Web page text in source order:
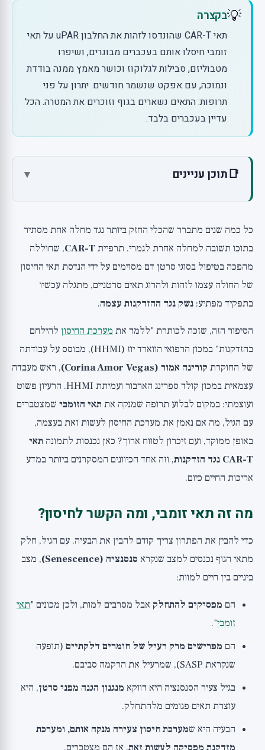
💡בקצרה
תאי CAR-T שהונדסו לזהות את החלבון uPAR על תאי
זומבי חיסלו אותם בעכברים מבוגרים, ושיפרו
מטבוליזם, סבילות לגלוקוז וכושר מאמץ ממנה בודדת
ונמוכה, עם אפקט שנשמר חודשים. יתרון על פני
תרופות: התאים נשארים בגוף וזוכרים את המטרה. הכל
עדיין בעכברים בלבד.
📑תוכן עניינים ▾
הראיות הנוכחיות
מחקר 1: תאי CAR-T סנוליטיים והמטבוליזם, Nature
Aging 2025
מחקר 3: הוכחת ההיתכנות המקורית, Nature 2020
מה עם גישות חיסוניות אחרות נגד תאי זומבי?
האם אנחנו אמורים להתרגש, או להמתין?
מה כן לקחת מהמחקר?
הפרספקטיבה הרחבה
כל כמה שנים מתברר שהכלי החזק ביותר נגד מחלה אחת מסתיר
בתוכו תשובה למחלה אחרת לגמרי. תרפיית CAR-T, שחוללה
מהפכה בטיפול בסוגי סרטן דם מסוימים על ידי הנדסת תאי החיסון
של החולה עצמו לזהות ולהרוג תאים סרטניים, מתגלה עכשיו
בתפקיד מפתיע: נשק נגד ההזדקנות עצמה.
הסיפור הזה, שזכה לכותרת "ללמד את מערכת החיסון להילחם
בהזדקנות" במכון הרפואי הווארד יוז (HHMI), מבוסס על עבודתה
של החוקרת קורינה אמור (Corina Amor Vegas)
, ראש מעבדה
עצמאית במכון קולד ספרינג הארבור ועמיתת HHMI. הרעיון פשוט
ועוצמתי: במקום לבלוע תרופה שמנקה את תאי הזומבי שמצטברים
עם הגיל, מה אם נאמן את מערכת החיסון לעשות זאת בעצמה,
באופן ממוקד, ועם זיכרון לטווח ארוך? כאן נכנסות לתמונה תאי
CAR-T נגד הזדקנות
, וזה אחד הכיוונים המסקרנים ביותר במדע
אריכות החיים כיום.
מה זה תאי זומבי, ומה הקשר לחיסון?
כדי להבין את הפתרון צריך קודם להבין את הבעיה. עם הגיל, חלק
מתאי הגוף נכנסים למצב שנקרא סנסנציה (Senescence)
, מצב
ביניים בין חיים למוות:
הם מפסיקים להתחלק אבל מסרבים למות, ולכן מכונים "תאי
זומבי".
הם מפרישים מרק רעיל של חומרים דלקתיים (תופעה
שנקראת SASP), שמרעיל את הרקמה סביבם.
בגיל צעיר הסנסנציה היא דווקא מנגנון הגנה מפני סרטן, היא
עוצרת תאים פגומים מלהתחלק.
הבעיה היא שמערכת חיסון צעירה מנקה אותם, ומערכת